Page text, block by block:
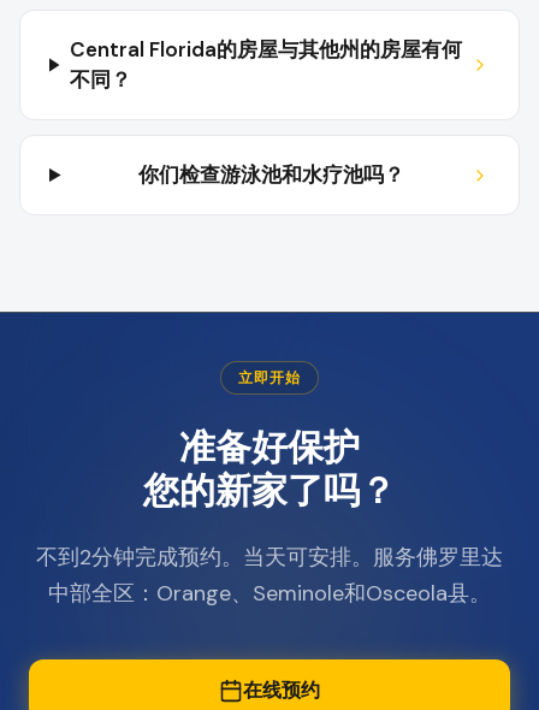
Central Florida的房屋与其他州的房屋有何
不同？
你们检查游泳池和水疗池吗？
立即开始
准备好保护
您的新家了吗？
不到2分钟完成预约。当天可安排。服务佛罗里达
中部全区：Orange、Seminole和Osceola县。
在线预约